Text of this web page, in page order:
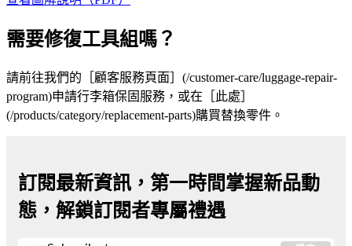
需要修復工具組嗎？
請前往我們的［顧客服務頁面］(/customer-care/luggage-repair-
program)申請行李箱保固服務，或在［此處］
(/products/category/replacement-parts)購買替換零件。
訂閱最新資訊，第一時間掌握新品動
態，解鎖訂閱者專屬禮遇